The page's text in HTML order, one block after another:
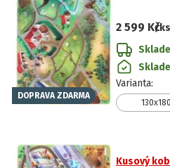
DOPRAVA ZDARMA
2 599 Kč/ks
Varianta:
Kusový